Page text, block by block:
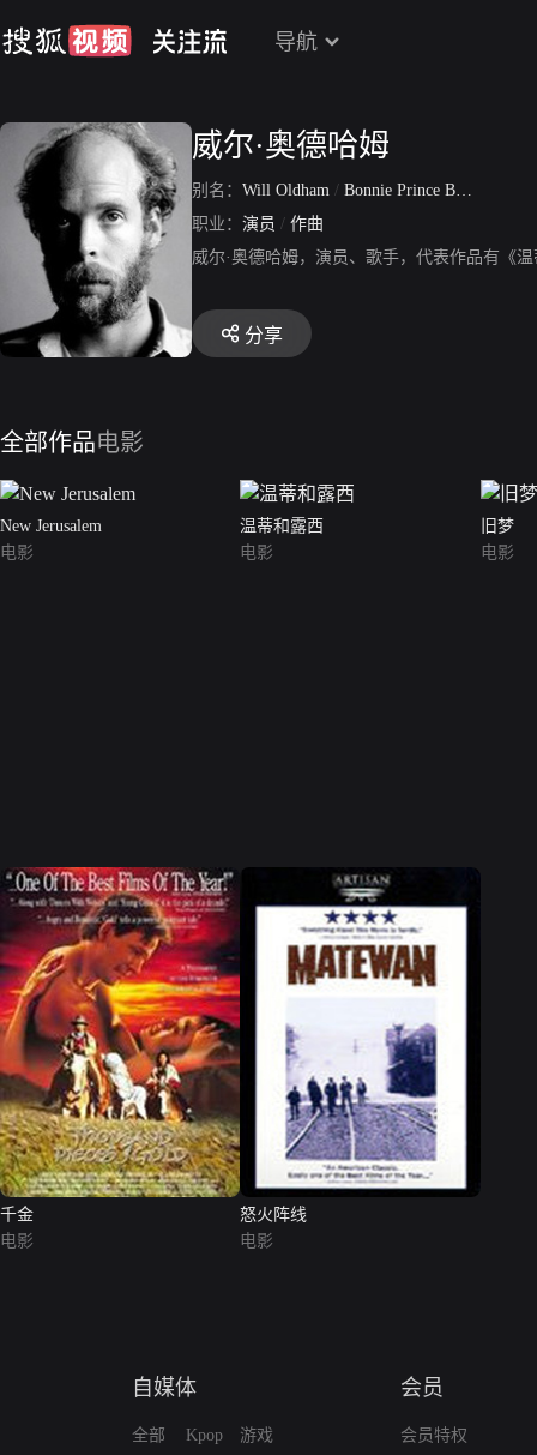
导航
威尔·奥德哈姆
别名： Will Oldham / Bonnie Prince Billy
职业： 演员 / 作曲
威尔·奥德哈姆，演员、歌手，代表作品有《
分享
全部作品电影
New Jerusalem
电影
温蒂和露西
电影
旧梦
电影
千金
电影
怒火阵线
电影
自媒体
全部
Kpop
游戏
会员
会员特权